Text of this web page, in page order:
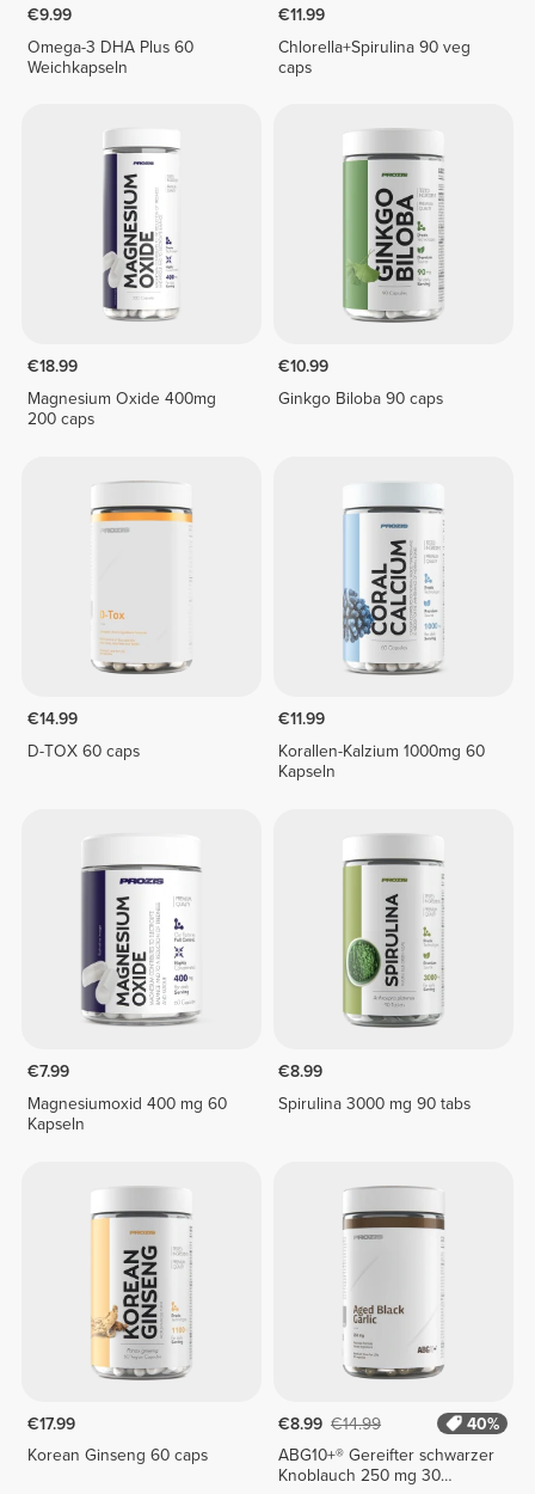
€9.99
Omega-3 DHA Plus 60
Weichkapseln
€11.99
Chlorella+Spirulina 90 veg
caps
€18.99
Magnesium Oxide 400mg
200 caps
€10.99
Ginkgo Biloba 90 caps
€14.99
D-TOX 60 caps
€11.99
Korallen-Kalzium 1000mg 60
Kapseln
€7.99
Magnesiumoxid 400 mg 60
Kapseln
€8.99
Spirulina 3000 mg 90 tabs
€17.99
Korean Ginseng 60 caps
€8.99 €14.99
40%
ABG10+® Gereifter schwarzer
Knoblauch 250 mg 30